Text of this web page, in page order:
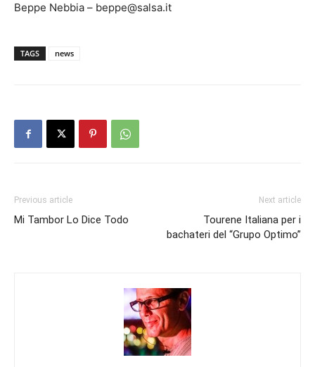
Beppe Nebbia – beppe@salsa.it
TAGS news
Previous article
Mi Tambor Lo Dice Todo
Next article
Tourene Italiana per i
bachateri del “Grupo Optimo”